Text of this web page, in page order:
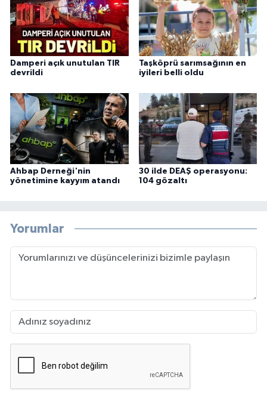
Damperi açık unutulan TIR
devrildi
Taşköprü sarımsağının en
iyileri belli oldu
Ahbap Derneği'nin
yönetimine kayyım atandı
30 ilde DEAŞ operasyonu:
104 gözaltı
Yorumlar